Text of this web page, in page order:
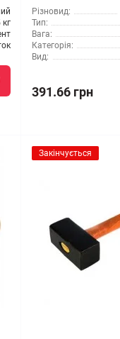
кг
Різновид:
Тип:
Вага:
Категорія:
Вид:
391.66 грн
Закінчується